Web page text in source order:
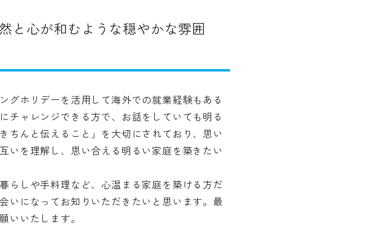
と心が和むような穏やかな雰囲
グホリデーを活用して海外での就業経験もある
チャレンジできる方で、お話をしていても明る
ちんと伝えること」を大切にされており、思い
いを理解し、思い合える明るい家庭を築きたい
らしや手料理など、心温まる家庭を築ける方だ
いになってお知りいただきたいと思います。最
いいたします。